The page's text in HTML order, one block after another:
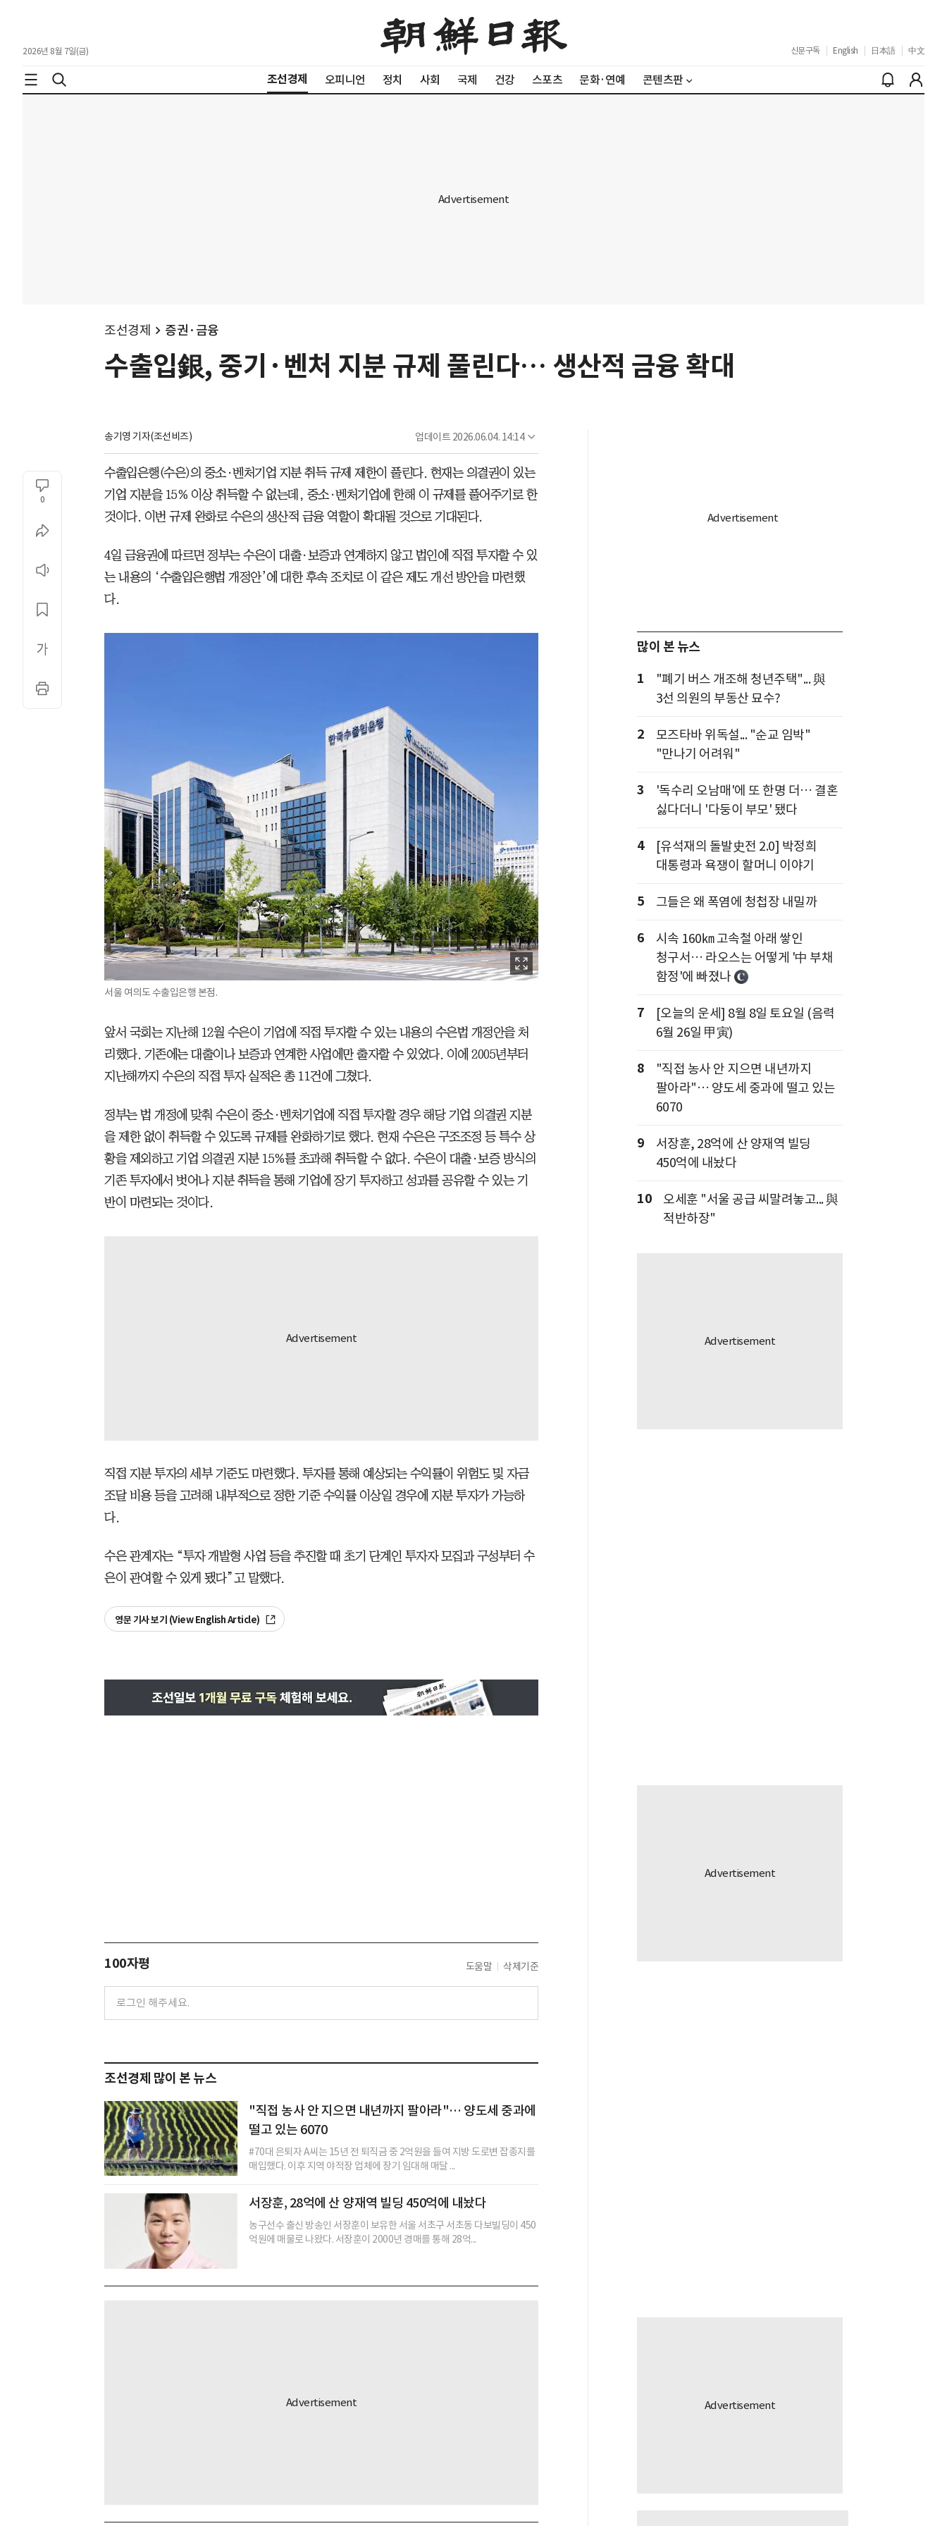
2026년 8월 7일(금) 신문구독 English 日本語 中文
조선경제 오피니언 정치 사회 국제 건강 스포츠 문화·연예 콘텐츠판
조선경제 증권·금융
수출입銀, 중기·벤처 지분 규제 풀린다… 생산적 금융 확대
송기영 기자(조선비즈) 업데이트 2026.06.04. 14:14
0
수출입은행(수은)의 중소·벤처기업 지분 취득 규제 제한이 풀린다. 현재는 의결권이 있는
기업 지분을 15% 이상 취득할 수 없는데, 중소·벤처기업에 한해 이 규제를 풀어주기로 한
것이다. 이번 규제 완화로 수은의 생산적 금융 역할이 확대될 것으로 기대된다.
4일 금융권에 따르면 정부는 수은이 대출·보증과 연계하지 않고 법인에 직접 투자할 수 있
는 내용의 ‘수출입은행법 개정안’에 대한 후속 조치로 이 같은 제도 개선 방안을 마련했
다.
서울 여의도 수출입은행 본점.
앞서 국회는 지난해 12월 수은이 기업에 직접 투자할 수 있는 내용의 수은법 개정안을 처
리했다. 기존에는 대출이나 보증과 연계한 사업에만 출자할 수 있었다. 이에 2005년부터
지난해까지 수은의 직접 투자 실적은 총 11건에 그쳤다.
정부는 법 개정에 맞춰 수은이 중소·벤처기업에 직접 투자할 경우 해당 기업 의결권 지분
을 제한 없이 취득할 수 있도록 규제를 완화하기로 했다. 현재 수은은 구조조정 등 특수 상
황을 제외하고 기업 의결권 지분 15%를 초과해 취득할 수 없다. 수은이 대출·보증 방식의
기존 투자에서 벗어나 지분 취득을 통해 기업에 장기 투자하고 성과를 공유할 수 있는 기
반이 마련되는 것이다.
직접 지분 투자의 세부 기준도 마련했다. 투자를 통해 예상되는 수익률이 위험도 및 자금
조달 비용 등을 고려해 내부적으로 정한 기준 수익률 이상일 경우에 지분 투자가 가능하
다.
수은 관계자는 “투자 개발형 사업 등을 추진할 때 초기 단계인 투자자 모집과 구성부터 수
은이 관여할 수 있게 됐다”고 말했다.
영문 기사 보기 (View English Article)
100자평 도움말 삭제기준
조선경제 많이 본 뉴스
"직접 농사 안 지으면 내년까지 팔아라"… 양도세 중과에
떨고 있는 6070
#70대 은퇴자 A씨는 15년 전 퇴직금 중 2억원을 들여 지방 도로변 잡종지를
매입했다. 이후 지역 야적장 업체에 장기 임대해 매달 ...
서장훈, 28억에 산 양재역 빌딩 450억에 내놨다
농구선수 출신 방송인 서장훈이 보유한 서울 서초구 서초동 다보빌딩이 450
억원에 매물로 나왔다. 서장훈이 2000년 경매를 통해 28억...
많이 본 뉴스
1
"폐기 버스 개조해 청년주택"... 與
3선 의원의 부동산 묘수?
2
모즈타바 위독설... "순교 임박"
"만나기 어려워"
3
'독수리 오남매'에 또 한명 더… 결혼
싫다더니 '다둥이 부모' 됐다
4
[유석재의 돌발史전 2.0] 박정희
대통령과 욕쟁이 할머니 이야기
5 그들은 왜 폭염에 청첩장 내밀까
6
시속 160㎞ 고속철 아래 쌓인
청구서… 라오스는 어떻게 '中 부채
함정'에 빠졌나
7
[오늘의 운세] 8월 8일 토요일 (음력
6월 26일 甲寅)
8
"직접 농사 안 지으면 내년까지
팔아라"… 양도세 중과에 떨고 있는
6070
9
서장훈, 28억에 산 양재역 빌딩
450억에 내놨다
10
오세훈 "서울 공급 씨말려놓고... 與
적반하장"